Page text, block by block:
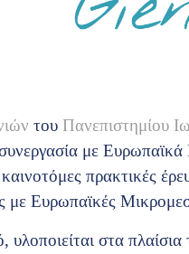
του Πανεπιστημίου
με Ευρωπαϊκά
πρακτικές
με Ευρωπαϊκές
στα πλαίσια